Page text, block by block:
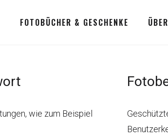
FOTOBÜCHER & GESCHENKE
wie zum Beispiel